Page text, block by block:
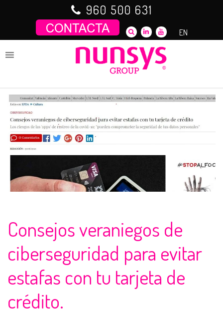
960 500 631
EN
Consejos veraniegos de
ciberseguridad para evitar
estafas con tu tarjeta de
crédito.